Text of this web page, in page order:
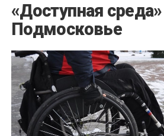
«Доступная
Подмосковье